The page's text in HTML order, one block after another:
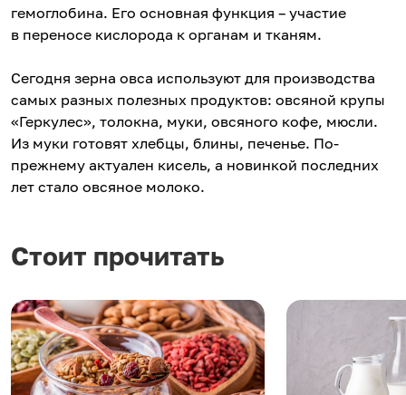
гемоглобина. Его основная функция – участие
в переносе кислорода к органам и тканям.
Сегодня зерна овса используют для производства
самых разных полезных продуктов: овсяной крупы
«Геркулес», толокна, муки, овсяного кофе, мюсли.
Из муки готовят хлебцы, блины, печенье. По-
прежнему актуален кисель, а новинкой последних
лет стало овсяное молоко.
Стоит прочитать